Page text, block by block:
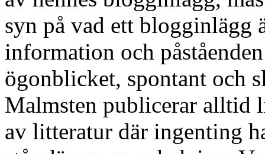
syn på vad ett blogginlägg
information och
ögonblicket, spontant och
Malmsten publicerar alltid
av litteratur där ingenting